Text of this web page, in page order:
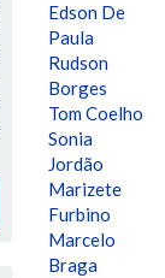
Edson De
Paula
Rudson
Borges
Tom Coelho
Sonia
Jordão
Marizete
Furbino
Marcelo
Braga